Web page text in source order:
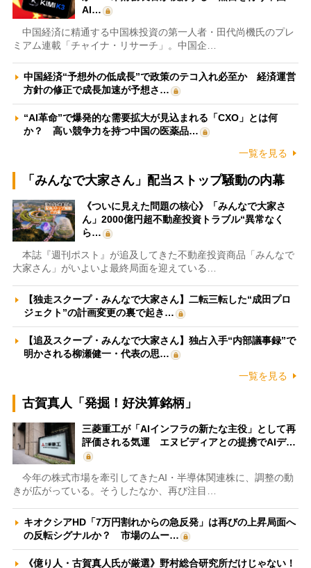
AI…
中国経済に精通する中国株投資の第一人者・田代尚機氏のプレ
ミアム連載「チャイナ・リサーチ」。中国企…
中国経済“予想外の低成長”で政策のテコ入れ必至か 経済運営
方針の修正で成長加速が予想さ…
“AI革命”で爆発的な需要拡大が見込まれる「CXO」とは何
か？ 高い競争力を持つ中国の医薬品…
一覧を見る
「みんなで大家さん」配当ストップ騒動の内幕
《ついに見えた問題の核心》「みんなで大家さ
ん」2000億円超不動産投資トラブル“異常なく
ら…
本誌『週刊ポスト』が追及してきた不動産投資商品「みんなで
大家さん」がいよいよ最終局面を迎えている…
【独走スクープ・みんなで大家さん】二転三転した“成田プロ
ジェクト”の計画変更の裏で起き…
【追及スクープ・みんなで大家さん】独占入手“内部議事録”で
明かされる柳瀬健一・代表の思…
一覧を見る
古賀真人「発掘！好決算銘柄」
三菱重工が「AIインフラの新たな主役」として再
評価される気運 エヌビディアとの提携でAIデ…
今年の株式市場を牽引してきたAI・半導体関連株に、調整の動
きが広がっている。そうしたなか、再び注目…
キオクシアHD「7万円割れからの急反発」は再びの上昇局面へ
の反転シグナルか？ 市場のムー…
《億り人・古賀真人氏が厳選》野村総合研究所だけじゃない！